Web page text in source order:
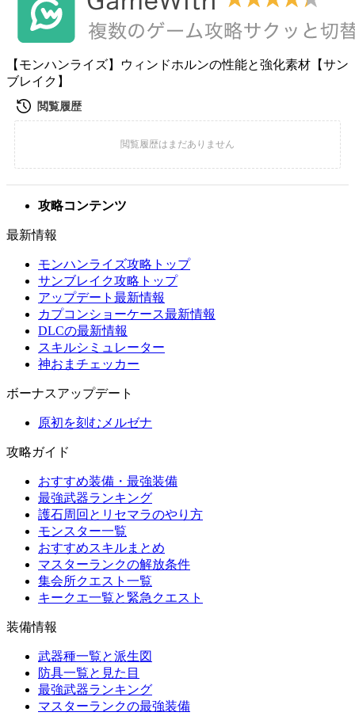
【モンハンライズ】ウィンドホルンの性能と強化素材【サン
ブレイク】
攻略コンテンツ
最新情報
モンハンライズ攻略トップ
サンブレイク攻略トップ
アップデート最新情報
カプコンショーケース最新情報
DLCの最新情報
スキルシミュレーター
神おまチェッカー
ボーナスアップデート
原初を刻むメルゼナ
攻略ガイド
おすすめ装備・最強装備
最強武器ランキング
護石周回とリセマラのやり方
モンスター一覧
おすすめスキルまとめ
マスターランクの解放条件
集会所クエスト一覧
キークエ一覧と緊急クエスト
装備情報
武器種一覧と派生図
防具一覧と見た目
最強武器ランキング
マスターランクの最強装備